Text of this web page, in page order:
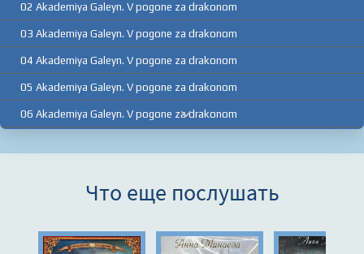
02 Akademiya Galeyn. V pogone za drakonom
03 Akademiya Galeyn. V pogone za drakonom
04 Akademiya Galeyn. V pogone za drakonom
05 Akademiya Galeyn. V pogone za drakonom
06 Akademiya Galeyn. V pogone za drakonom
09 Akademiya Galeyn. V pogone za drakonom
11 Akademiya Galeyn. V pogone za drakonom
Что еще послушать